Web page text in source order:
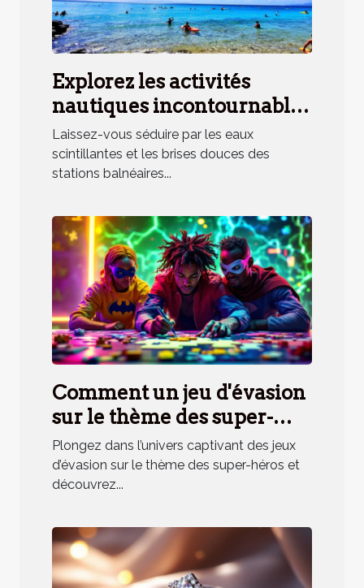
Explorez les activités
nautiques incontournables
en station balnéaire
méridionale
Laissez-vous séduire par les eaux
scintillantes et les brises douces des
stations balnéaires...
Comment un jeu d'évasion
sur le thème des super-
héros renforce la cohésion
d'équipe ?
Plongez dans l’univers captivant des jeux
d’évasion sur le thème des super-héros et
découvrez...